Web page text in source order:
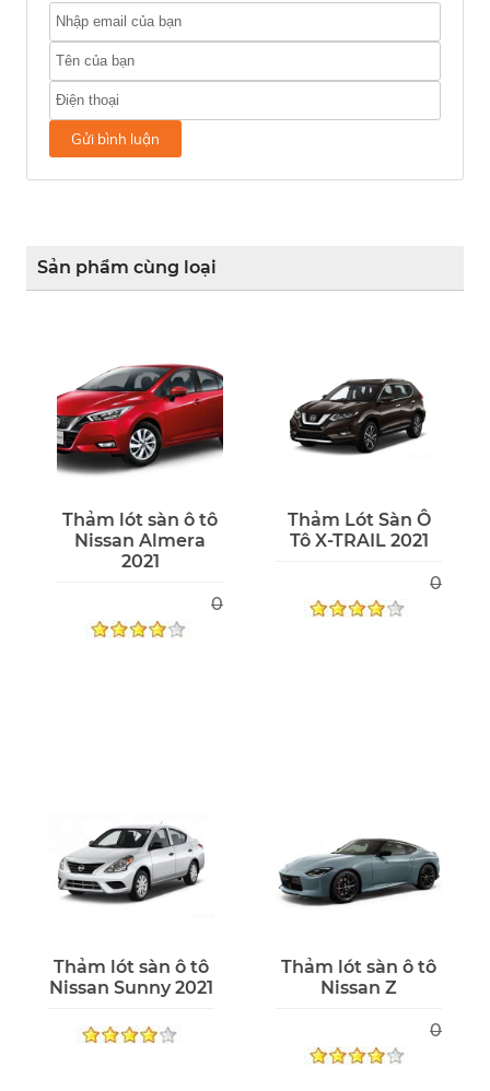
Gửi bình luận
Sản phẩm cùng loại
Thảm lót sàn ô tô
Nissan Almera
2021
0
Thảm Lót Sàn Ô
Tô X-TRAIL 2021
0
Thảm lót sàn ô tô
Nissan Sunny 2021
Thảm lót sàn ô tô
Nissan Z
0